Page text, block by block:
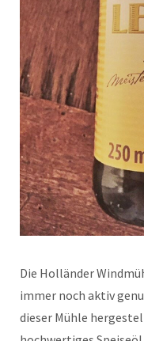
Die Holländer
immer noch aktiv
dieser Mühle